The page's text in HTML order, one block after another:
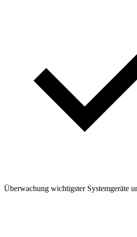
Überwachung wichtigster Systemgeräte